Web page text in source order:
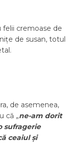
cremoase de
de susan, totul
de asemenea,
că „ne-am dorit
sufragerie
ceaiul și